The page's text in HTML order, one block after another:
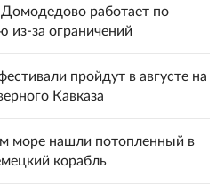
Домодедово работает по
из-за ограничений
пройдут в августе на
Кавказа
море нашли потопленный в
корабль